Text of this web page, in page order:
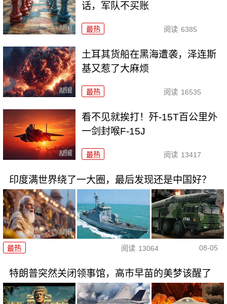
话，军队不买账
最热 阅读 6385
土耳其货船在黑海遭袭，泽连斯
基又惹了大麻烦
最热 阅读 16535
看不见就挨打！歼-15T百公里外
一剑封喉F-15J
最热 阅读 13417
印度满世界绕了一大圈，最后发现还是中国好？
最热 阅读 13064 08-05
特朗普突然关闭领事馆，高市早苗的美梦该醒了